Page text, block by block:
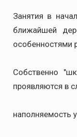
Занятия в
ближайшей
особенностями
Собственно
проявляются в
наполняемость